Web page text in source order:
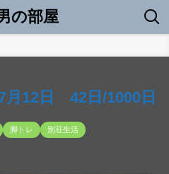
の部屋
月12日 42日/1000日
脚トレ 別荘生活